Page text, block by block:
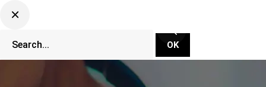
CLUBBING TV NETWORK